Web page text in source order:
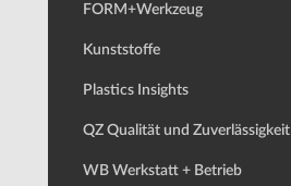
FORM+Werkzeug
Kunststoffe
Plastics Insights
QZ Qualität und Zuverlässigkeit
WB Werkstatt + Betrieb